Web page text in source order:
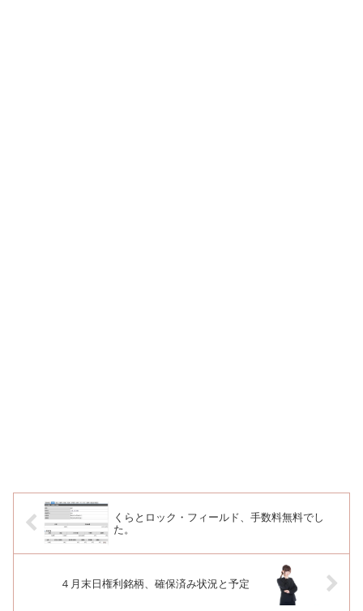
くらとロック・フィールド、手数料無料でし
た。
４月末日権利銘柄、確保済み状況と予定